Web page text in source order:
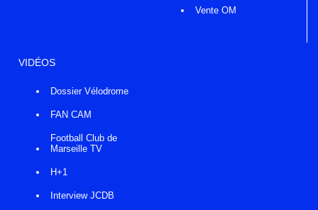
Vente OM
VIDÉOS
Dossier Vélodrome
FAN CAM
Football Club de
Marseille TV
H+1
Interview JCDB